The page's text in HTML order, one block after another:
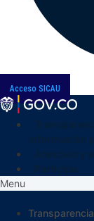
Acceso SICAU
Menu